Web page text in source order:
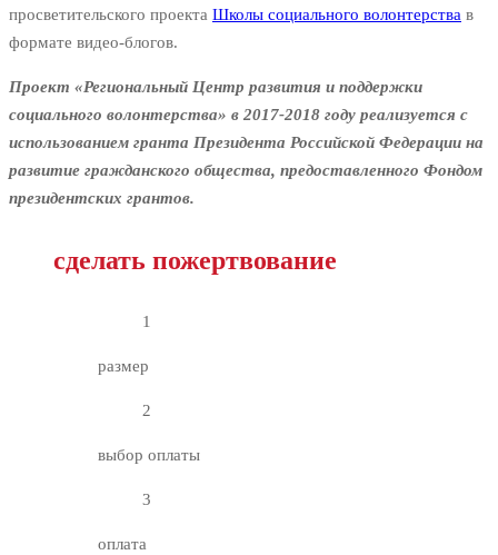
просветительского проекта Школы социального волонтерства в
формате видео-блогов.
Проект «Региональный Центр развития и поддержки
социального волонтерства» в 2017-2018 году реализуется с
использованием гранта Президента Российской Федерации на
развитие гражданского общества, предоставленного Фондом
президентских грантов.
сделать пожертвование
1
размер
2
выбор оплаты
3
оплата